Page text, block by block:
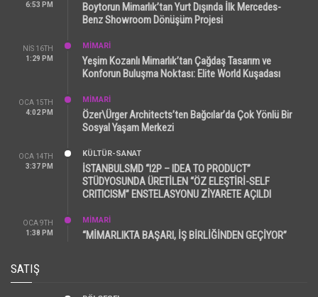
6:53 PM
Boytorun Mimarlık’tan Yurt Dışında İlk Mercedes-
Benz Showroom Dönüşüm Projesi
NIS 16TH
1:29 PM
MİMARİ
Yeşim Kozanlı Mimarlık’tan Çağdaş Tasarım ve
Konforun Buluşma Noktası: Elite World Kuşadası
OCA 15TH
4:02 PM
MİMARİ
Özer\Ürger Architects’ten Bağcılar’da Çok Yönlü Bir
Sosyal Yaşam Merkezi
OCA 14TH
3:37 PM
KÜLTÜR-SANAT
İSTANBULSMD “I2P – IDEA TO PRODUCT”
STÜDYOSUNDA ÜRETİLEN “ÖZ ELEŞTİRİ-SELF
CRITICISM” ENSTELASYONU ZİYARETE AÇILDI
OCA 9TH
1:38 PM
MİMARİ
“MİMARLIKTA BAŞARI, İŞ BİRLİĞİNDEN GEÇİYOR”
SATIŞ